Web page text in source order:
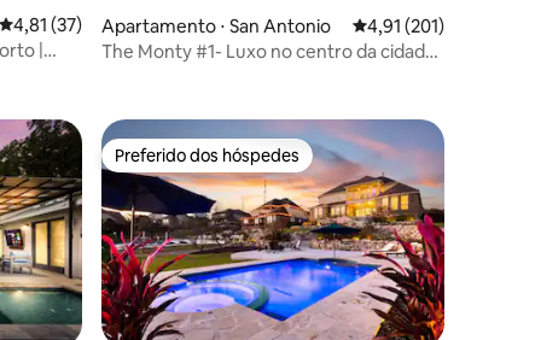
4,81 de uma avaliação média de 5, 37 avaliações
4,81 (37)
|
Apartamento ⋅ San Antonio 4,91 de uma avaliação
4,91 (201)
The Monty #1- Luxo no centro da cidade,
hóspedes Preferido dos hóspedes
Preferido dos hóspedes